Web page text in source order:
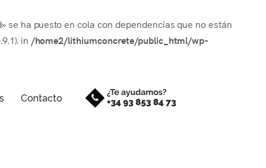
se ha puesto en cola con dependencias que no están
in /home2/lithiumconcrete/public_html/wp-
Contacto